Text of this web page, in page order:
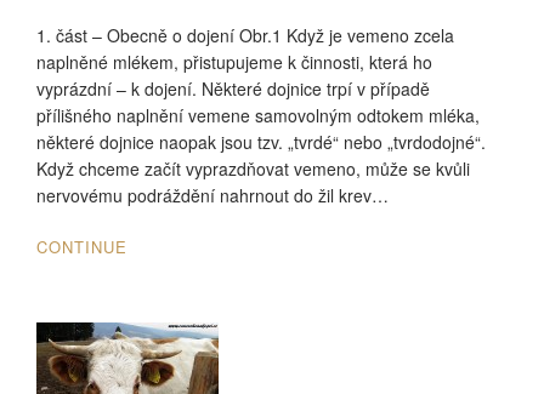
1. část – Obecně o dojení Obr.1 Když je vemeno zcela
naplněné mlékem, přistupujeme k činnosti, která ho
vyprázdní – k dojení. Některé dojnice trpí v případě
přílišného naplnění vemene samovolným odtokem mléka,
některé dojnice naopak jsou tzv. „tvrdé“ nebo „tvrdodojné“.
Když chceme začít vyprazdňovat vemeno, může se kvůli
nervovému podráždění nahrnout do žil krev…
CONTINUE